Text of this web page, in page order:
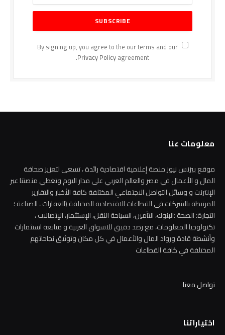
By signing up, you agree to the our terms and our
Privacy Policyagreement.
معلومات عنا
موقع بيزنس نيوز منصة إعلامية اقتصادية رائدة ، تسعى لتعزيز صحافة
المال و الأعمال في مصر والعالم العربي على مدار اليوم وتغطي منصتنا عبر
الإنترنت و وسائل التواصل الاجتماعي المختلفة كافة الأخبار والتقارير
المرتبطة بالشركات في القطاعات الاقتصادية المختلفة (العقارات ، الصناعة ؛
التجارة؛ الصحة ؛البنوك، التأمين، السياحة النقل، الإستثمار، الإتصالات ،
تكنولوجيا المعلومات، مع رصد دقيق للاسواق العربية و متابعة استثمارات
وأنشطة قادة ورواد المال والأعمال في كل مكان وتوثيق نجاحاتهم
المختلفة في كافة القطاعات
تواصل معنا
اختياراتنا